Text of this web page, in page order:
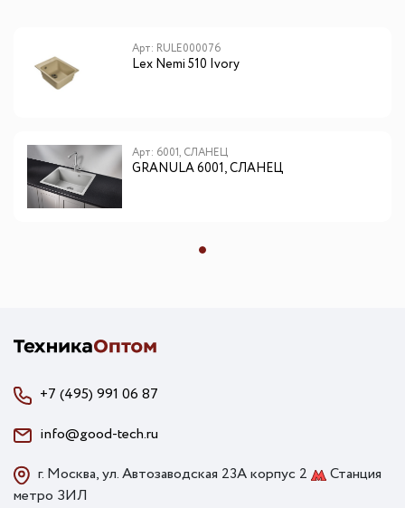
Арт: RULE000076
Lex Nemi 510 Ivory
Арт: 6001, СЛАНЕЦ
GRANULA 6001, СЛАНЕЦ
+7 (495) 991 06 87
info@good-tech.ru
г. Москва, ул. Автозаводская 23А корпус 2
Станция
метро ЗИЛ